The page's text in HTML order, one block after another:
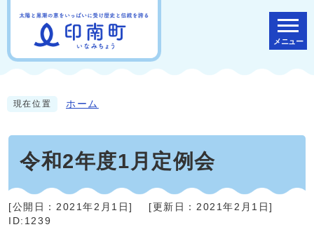
メニュー
現在位置 ホーム
令和2年度1月定例会
[公開日： 2021年2月1日] [更新日：2021年2月1日]
ID:1239